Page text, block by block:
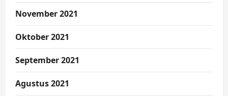
November 2021
Oktober 2021
September 2021
Agustus 2021